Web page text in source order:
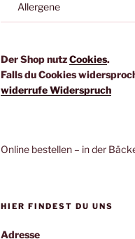
Allergene
Der Shop nutzCookies.
Falls du Cookies
widerrufe Widerspruch
Online bestellen – in der
HIER FINDEST DU UNS
Adresse